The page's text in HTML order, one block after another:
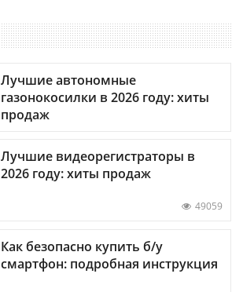
Лучшие автономные
газонокосилки в 2026 году: хиты
продаж
Лучшие видеорегистраторы в
2026 году: хиты продаж
49059
Как безопасно купить б/у
смартфон: подробная инструкция